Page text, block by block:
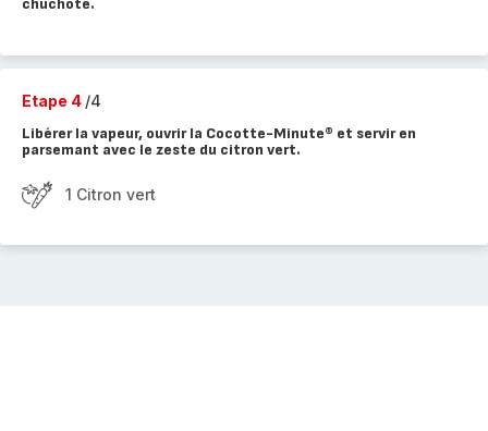
chuchote.
Etape 4 /4
Libérer la vapeur, ouvrir la Cocotte-Minute® et servir en
parsemant avec le zeste du citron vert.
1 Citron vert